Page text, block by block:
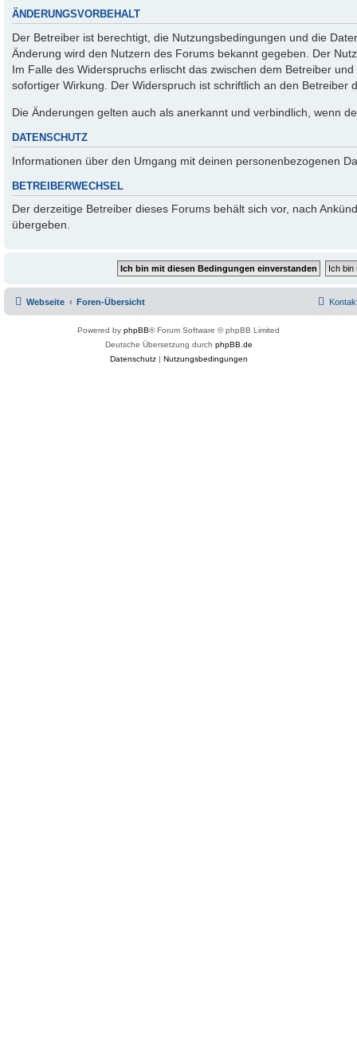
ÄNDERUNGSVORBEHALT
Der Betreiber ist berechtigt, die Nutzungsbedingungen und die
Änderung wird den Nutzern des Forums bekannt gegeben. Der
Im Falle des Widerspruchs erlischt das zwischen dem Betreiber
sofortiger Wirkung. Der Widerspruch ist schriftlich an den Betreiber
Die Änderungen gelten auch als anerkannt und verbindlich, wenn
DATENSCHUTZ
Informationen über den Umgang mit deinen personenbezogenen
BETREIBERWECHSEL
Der derzeitige Betreiber dieses Forums behält sich vor, nach
übergeben.
Webseite Foren-Übersicht
Powered by phpBB® Forum Software © phpBB Limited
Deutsche Übersetzung durch phpBB.de
Datenschutz| Nutzungsbedingungen